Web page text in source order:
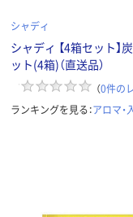
シャディ
シャディ 【4箱セット
ット(4箱)（直送品）
（0件の
ランキングを見る：アロマ・